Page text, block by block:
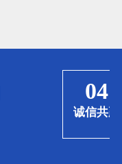
04
诚信共赢